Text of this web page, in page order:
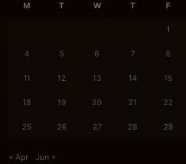
M T W T F
1
4 5 6 7 8
11 12 13 14 15
18 19 20 21 22
25 26 27 28 29
« Apr Jun »